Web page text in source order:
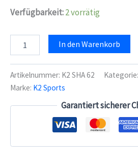
Verfügbarkeit:2 vorrätig
Stopperhalterung
Stopper
(Bremse
Nr.62)
In den Warenkorb
Artikelnummer: K2 SHA 62 Kategorie:
Marke: K2 Sports
Garantiert sicherer